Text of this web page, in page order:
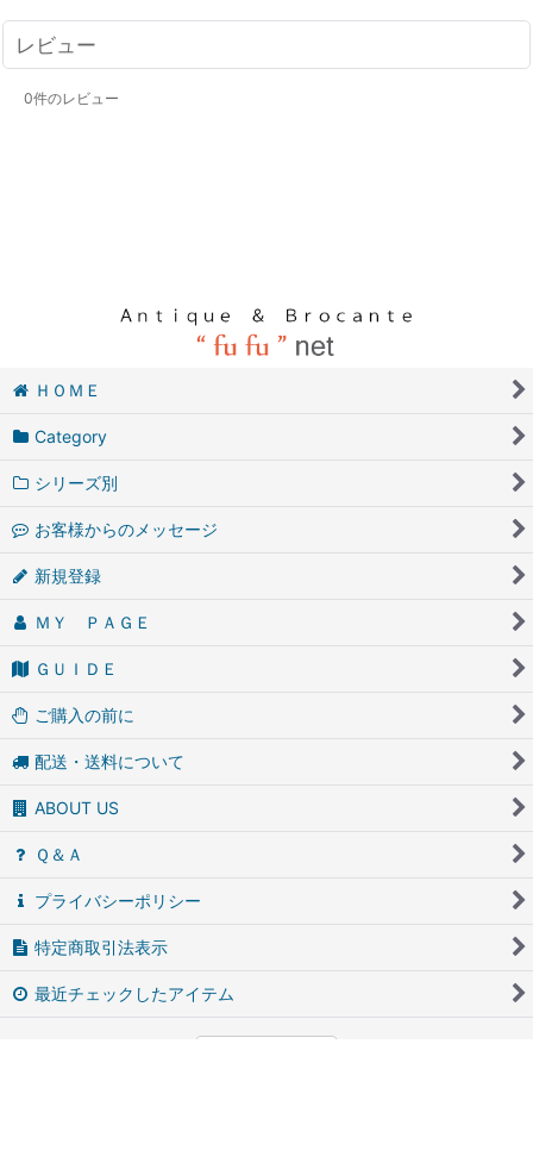
レビュー
0件のレビュー
ＨＯＭＥ
Category
シリーズ別
お客様からのメッセージ
新規登録
ＭＹ ＰＡＧＥ
ＧＵＩＤＥ
ご購入の前に
配送・送料について
ABOUT US
Ｑ＆Ａ
プライバシーポリシー
特定商取引法表示
最近チェックしたアイテム